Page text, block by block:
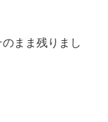
まま残りまし